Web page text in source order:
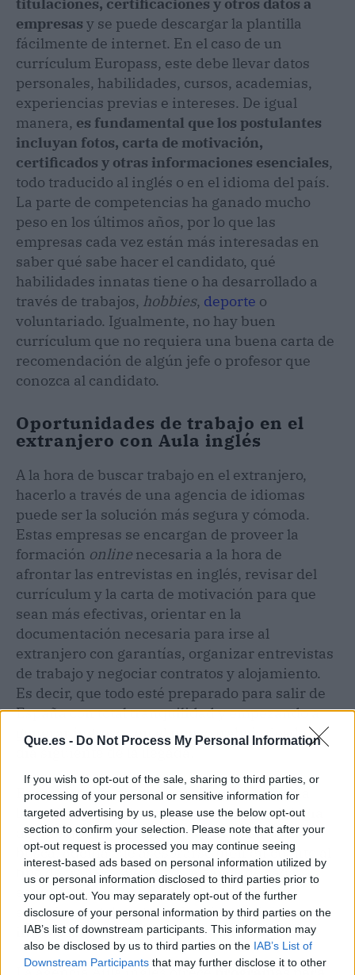
Que.es - Do Not Process My Personal Information
If you wish to opt-out of the sale, sharing to third parties, or
processing of your personal or sensitive information for
targeted advertising by us, please use the below opt-out
section to confirm your selection. Please note that after your
opt-out request is processed you may continue seeing
interest-based ads based on personal information utilized by
us or personal information disclosed to third parties prior to
your opt-out. You may separately opt-out of the further
disclosure of your personal information by third parties on the
IAB’s list of downstream participants. This information may
also be disclosed by us to third parties on the IAB’s List of
Downstream Participants that may further disclose it to other
empresas y se puede descargar la plantilla
fácilmente de internet. En el caso de un
currículum Europass, este debe llevar datos
personales, habilidades, cursos, academias,
experiencias previas e intereses. De igual
manera, es fundamental que los postulantes
incluyan fotos, carta de motivación,
certificados y otras informaciones esenciales,
todo traducido al inglés o en el idioma del país.
La parte de competencias ha ganado mucho
peso en los últimos años, por lo que las
empresas cada vez están más interesadas en
saber qué sabe hacer el candidato, qué
habilidades innatas tiene o ha desarrollado a
través de trabajos, hobbies, deporte o
voluntariado. Igualmente, no hay buen
currículum que no requiera una buena carta de
recomendación de algún jefe o profesor que
conozca al candidato.
Oportunidades de trabajo en el
extranjero con Aula inglés
A la hora de buscar trabajo en el extranjero,
hacerlo a través de una agencia de idiomas
puede ser la solución más segura y cómoda.
Estas empresas se encargan de proveer la
formación online necesaria a la hora de
afrontar las entrevistas en inglés, revisar del
currículum y la carta de motivación para que
sean más efectivas, orientar en la
documentación necesaria para irse al
extranjero con garantías, organizar entrevistas
de trabajo y negociar contratos y alojamiento.
Es decir, que todo esté preparado para salir de
España con total tranquilidad y empezando a
generar ingresos en el nuevo trabajo desde el
día siguiente de la llegada.
Es importante asegurarse de que la agencia
lleva tiempo en el sector y que su metodología
de trabajo encaja con lo que cada estudiante
busca, además de asesorarse bien en cuanto al
tipo de trabajo que está al alcance de cada
estudiante, en función de su formación y
experiencia laboral previa, nivel de idiomas,
intereses, etc.